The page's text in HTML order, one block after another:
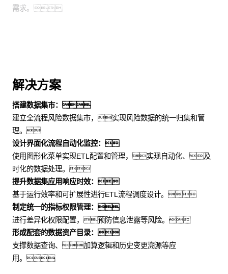
需求。
解决方案
搭建数据集市：
建立全流程风险数据集市，实现风险数据的统一归集和管
理。
设计界面化流程自动化监控：
使用图形化菜单实现ETL配置和管理，实现自动化、及
时化的数据处理。
提升数据集应用响应时效：
基于运行效率和可扩展性进行ETL流程调度设计。
制定统一的指标权限管理：
进行差异化权限配置，预防信息泄露等风险。
形成配套的数据资产目录：
支撑数据查询、加算逻辑和历史变更溯源等应
用。